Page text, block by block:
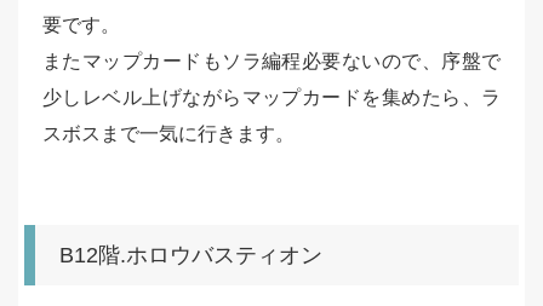
要です。
またマップカードもソラ編程必要ないので、序盤で
少しレベル上げながらマップカードを集めたら、ラ
スボスまで一気に行きます。
B12階.ホロウバスティオン